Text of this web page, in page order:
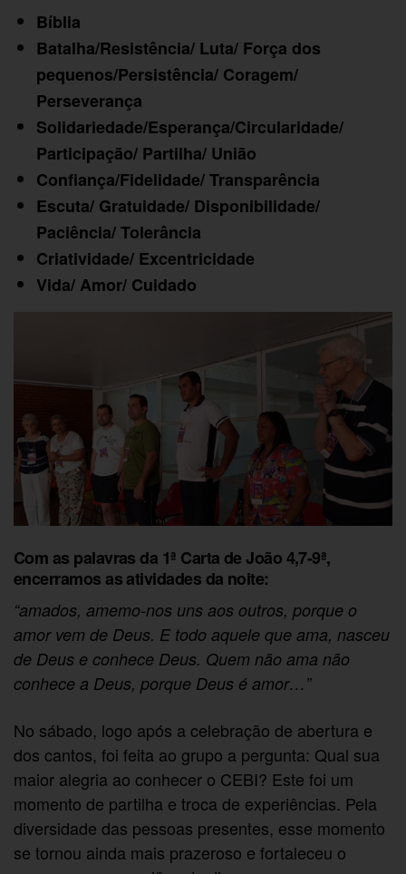
Bíblia
Batalha/Resistência/ Luta/ Força dos
pequenos/Persistência/ Coragem/
Perseverança
Solidariedade/Esperança/Circularidade/
Participação/ Partilha/ União
Confiança/Fidelidade/ Transparência
Escuta/ Gratuidade/ Disponibilidade/
Paciência/ Tolerância
Criatividade/ Excentricidade
Vida/ Amor/ Cuidado
Com as palavras da 1ª Carta de João 4,7-9ª,
encerramos as atividades da noite:
“amados, amemo-nos uns aos outros, porque o
amor vem de Deus. E todo aquele que ama, nasceu
de Deus e conhece Deus. Quem não ama não
conhece a Deus, porque Deus é amor…”
No sábado, logo após a celebração de abertura e
dos cantos, foi feita ao grupo a pergunta: Qual sua
maior alegria ao conhecer o CEBI? Este foi um
momento de partilha e troca de experiências. Pela
diversidade das pessoas presentes, esse momento
se tornou ainda mais prazeroso e fortaleceu o